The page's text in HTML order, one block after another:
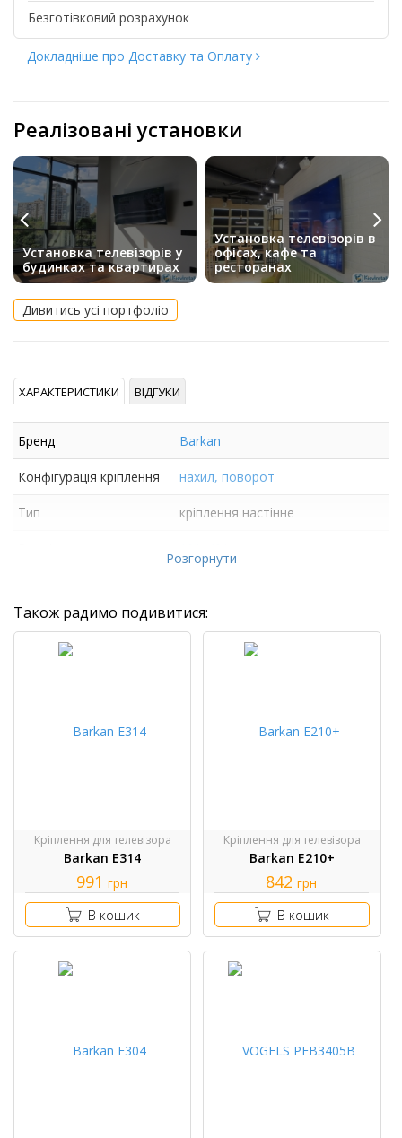
Безготівковий розрахунок
Докладніше про Доставку та Оплату
Реалізовані установки
Установка телевізорів у
будинках та квартирах
Установка телевізорів в
офісах, кафе та
ресторанах
Дивитись усі портфоліо
ХАРАКТЕРИСТИКИ ВІДГУКИ
Бренд Barkan
Конфігурація кріплення нахил, поворот
Тип кріплення настінне
Розгорнути
Також радимо подивитися:
Кріплення для телевізора
Barkan E314
991грн
В кошик
Кріплення для телевізора
Barkan E210+
842грн
В кошик